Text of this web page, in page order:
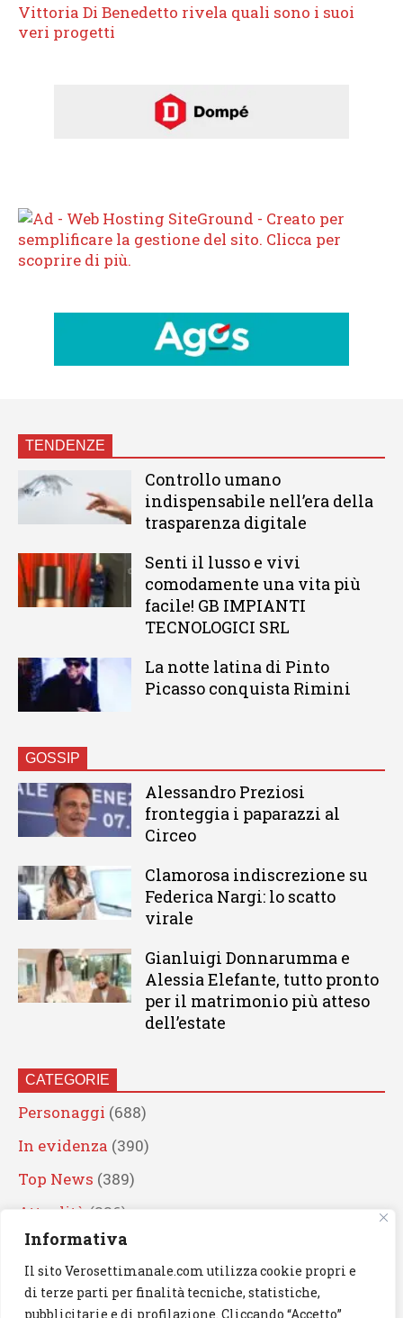
Informativa
Il sito Verosettimanale.com utilizza cookie propri e
di terze parti per finalità tecniche, statistiche,
pubblicitarie e di profilazione. Cliccando “Accetto”
Vittoria Di Benedetto rivela quali sono i suoi
veri progetti
TENDENZE
Controllo umano
indispensabile nell’era della
trasparenza digitale
Senti il lusso e vivi
comodamente una vita più
facile! GB IMPIANTI
TECNOLOGICI SRL
La notte latina di Pinto
Picasso conquista Rimini
GOSSIP
Alessandro Preziosi
fronteggia i paparazzi al
Circeo
Clamorosa indiscrezione su
Federica Nargi: lo scatto
virale
Gianluigi Donnarumma e
Alessia Elefante, tutto pronto
per il matrimonio più atteso
dell’estate
CATEGORIE
Personaggi (688)
In evidenza (390)
Top News (389)
Attualità (336)
Eventi(330)
Artisti (241)
News(238)